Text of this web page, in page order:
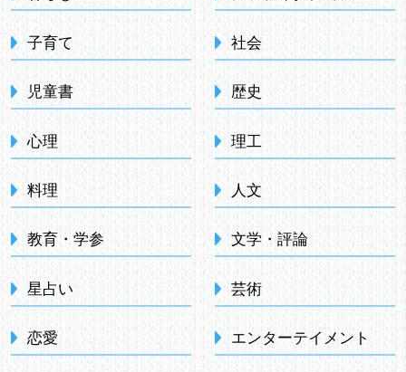
子育て
児童書
心理
料理
教育・学参
星占い
恋愛
社会
歴史
理工
人文
文学・評論
芸術
エンターテイメント